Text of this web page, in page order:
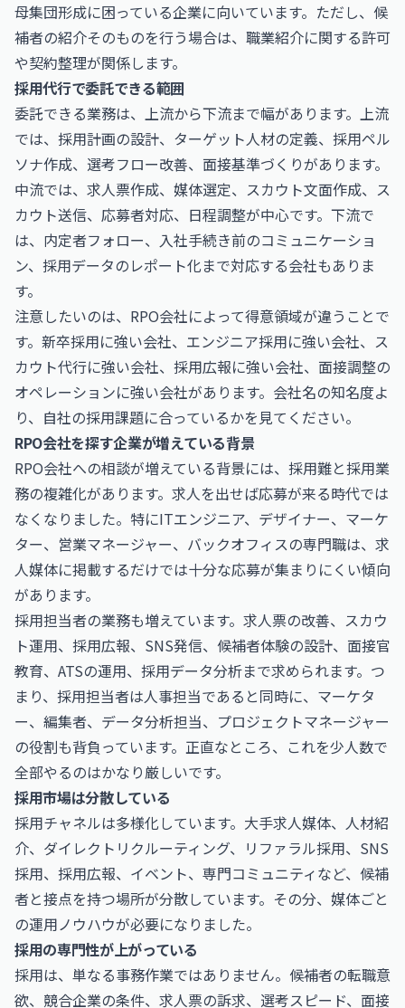
母集団形成に困っている企業に向いています。ただし、候
補者の紹介そのものを行う場合は、職業紹介に関する許可
や契約整理が関係します。
採用代行で委託できる範囲
委託できる業務は、上流から下流まで幅があります。上流
では、採用計画の設計、ターゲット人材の定義、採用ペル
ソナ作成、選考フロー改善、面接基準づくりがあります。
中流では、求人票作成、媒体選定、スカウト文面作成、ス
カウト送信、応募者対応、日程調整が中心です。下流で
は、内定者フォロー、入社手続き前のコミュニケーショ
ン、採用データのレポート化まで対応する会社もありま
す。
注意したいのは、RPO会社によって得意領域が違うことで
す。新卒採用に強い会社、エンジニア採用に強い会社、ス
カウト代行に強い会社、採用広報に強い会社、面接調整の
オペレーションに強い会社があります。会社名の知名度よ
り、自社の採用課題に合っているかを見てください。
RPO会社を探す企業が増えている背景
RPO会社への相談が増えている背景には、採用難と採用業
務の複雑化があります。求人を出せば応募が来る時代では
なくなりました。特にITエンジニア、デザイナー、マーケ
ター、営業マネージャー、バックオフィスの専門職は、求
人媒体に掲載するだけでは十分な応募が集まりにくい傾向
があります。
採用担当者の業務も増えています。求人票の改善、スカウ
ト運用、採用広報、SNS発信、候補者体験の設計、面接官
教育、ATSの運用、採用データ分析まで求められます。つ
まり、採用担当者は人事担当であると同時に、マーケタ
ー、編集者、データ分析担当、プロジェクトマネージャー
の役割も背負っています。正直なところ、これを少人数で
全部やるのはかなり厳しいです。
採用市場は分散している
採用チャネルは多様化しています。大手求人媒体、人材紹
介、ダイレクトリクルーティング、リファラル採用、SNS
採用、採用広報、イベント、専門コミュニティなど、候補
者と接点を持つ場所が分散しています。その分、媒体ごと
の運用ノウハウが必要になりました。
採用の専門性が上がっている
採用は、単なる事務作業ではありません。候補者の転職意
欲、競合企業の条件、求人票の訴求、選考スピード、面接